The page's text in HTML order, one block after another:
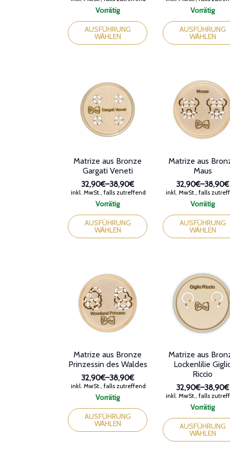
Vorrätig
32,90€
38,90€
AUSFÜHRUNG
WÄHLEN
Dieses
Produkt
weist
Optionen
können
Produktseite
Vorrätig
32,90€
38,90€
AUSFÜHRUNG
WÄHLEN
Dieses
Produkt
weist
Optionen
können
Produktseite
gewählt
Vorrätig
Matrize aus Bronze
Gargati Veneti
32,90€–38,90€
Preisspanne:
32,90€
38,90€
inkl. MwSt., falls zutreffend
AUSFÜHRUNG
WÄHLEN
Dieses
Produkt
weist
Optionen
können
Produktseite
gewählt
Vorrätig
Matrize aus
Maus
32,90€–38,90€
32,90€
38,90€
inkl. MwSt., falls
AUSFÜHRUNG
WÄHLEN
Dieses
Produkt
weist
Optionen
können
Produktseite
gewählt
Vorrätig
Matrize aus Bronze
Prinzessin des Waldes
32,90€–38,90€
Preisspanne:
32,90€
38,90€
inkl. MwSt., falls zutreffend
AUSFÜHRUNG
WÄHLEN
Dieses
Produkt
weist
Vorrätig
Matrize aus
Lockenlilie
Riccio
32,90€–38,90€
32,90€
38,90€
inkl. MwSt., falls
AUSFÜHRUNG
WÄHLEN
Dieses
Produkt
weist